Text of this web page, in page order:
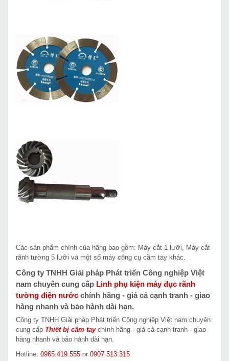
Các sản phẩm chính của hãng bao gồm: Máy cắt 1 lưỡi, Máy cắt
rãnh tường 5 lưỡi và một số máy công cụ cầm tay khác.
Công ty TNHH Giải pháp Phát triển Công nghiệp Việt
nam chuyên cung cấp Linh phụ kiện máy đục rãnh
tường điện nước chính hãng - giá cả cạnh tranh - giao
hàng nhanh và bảo hành dài hạn.
Công ty TNHH Giải pháp Phát triển Công nghiệp Việt nam chuyên
cung cấp Thiết bị cầm tay chính hãng - giá cả cạnh tranh - giao
hàng nhanh và bảo hành dài hạn.
Hotline: 0965.419.555 or 0907.513.315